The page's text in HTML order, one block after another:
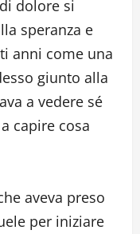
dolore si
speranza e
anni come una
giunto alla
a vedere sé
capire cosa
aveva preso
per iniziare